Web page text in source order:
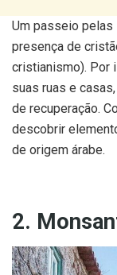
Um passeio pelas
presença de
cristianismo). Por
suas ruas e
de recuperação.
descobrir
de origem árabe.
2.